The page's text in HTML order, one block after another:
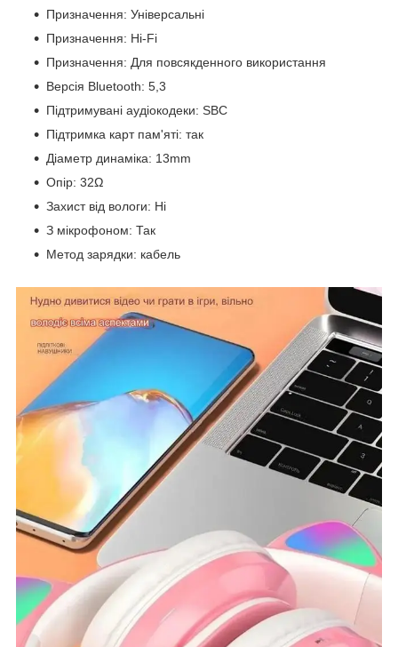
Призначення: Універсальні
Призначення: Hi-Fi
Призначення: Для повсякденного використання
Версія Bluetooth: 5,3
Підтримувані аудіокодеки: SBC
Підтримка карт пам'яті: так
Діаметр динаміка: 13mm
Опір: 32Ω
Захист від вологи: Ні
З мікрофоном: Так
Метод зарядки: кабель